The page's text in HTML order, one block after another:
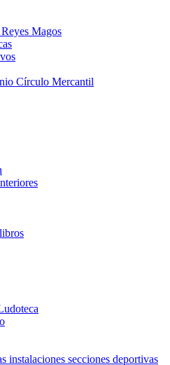
Magos
Círculo Mercantil
instalaciones secciones deportivas